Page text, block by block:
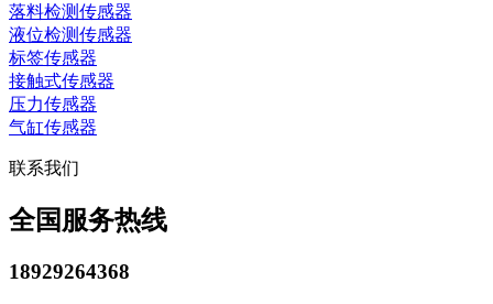
落料检测传感器
液位检测传感器
标签传感器
接触式传感器
压力传感器
气缸传感器
联系我们
全国服务热线
18929264368